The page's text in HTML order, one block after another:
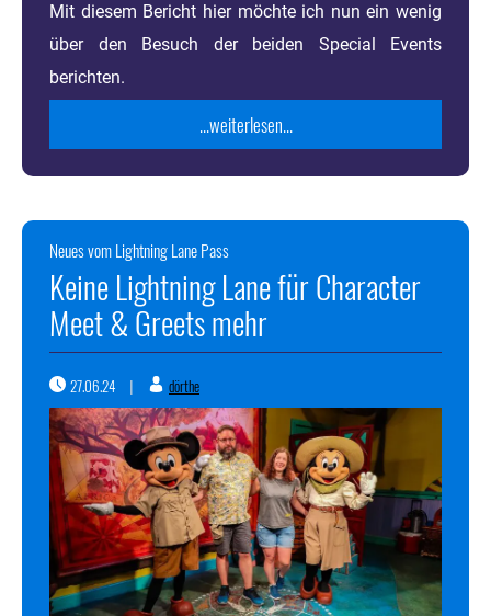
Mit diesem Bericht hier möchte ich nun ein wenig
über den Besuch der beiden Special Events
berichten.
...weiterlesen...
Neues vom Lightning Lane Pass
Keine Lightning Lane für Character
Meet & Greets mehr
27.06.24 | dörthe